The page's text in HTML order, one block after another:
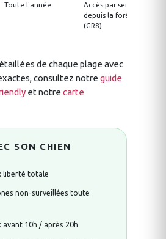
Toute l'année
Accès par sentier
depuis la forêt
(GR8)
de chaque plage avec
consultez notre guide
et notre carte
SON CHIEN
liberté totale
non-surveillées toute
avant 10h / après 20h